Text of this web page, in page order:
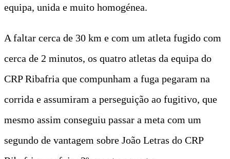
equipa, unida e muito homogénea.
A faltar cerca de 30 km e com um atleta fugido com
cerca de 2 minutos, os quatro atletas da equipa do
CRP Ribafria que compunham a fuga pegaram na
corrida e assumiram a perseguição ao fugitivo, que
mesmo assim conseguiu passar a meta com um
segundo de vantagem sobre João Letras do CRP